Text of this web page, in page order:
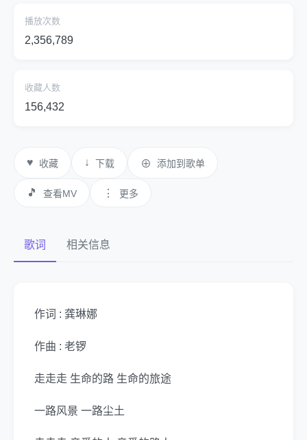
播放次数
2,356,789
收藏人数
156,432
♥ 收藏 ↓ 下载 ⊕ 添加到歌单
🎵 查看MV ⋮ 更多
歌词 相关信息
作词 : 龚琳娜
作曲 : 老锣
走走走 生命的路 生命的旅途
一路风景 一路尘土